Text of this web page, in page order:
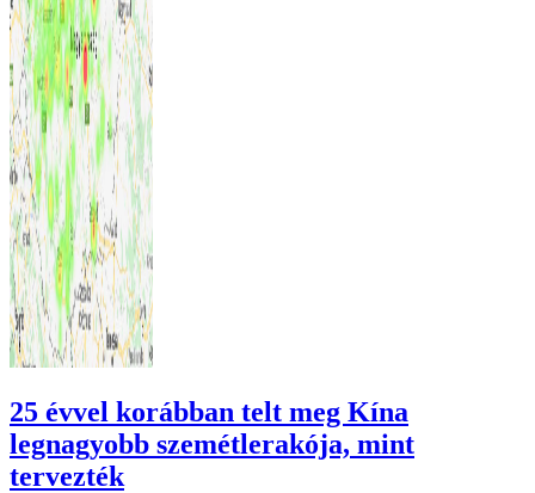
25 évvel korábban telt meg Kína
legnagyobb szemétlerakója, mint
tervezték